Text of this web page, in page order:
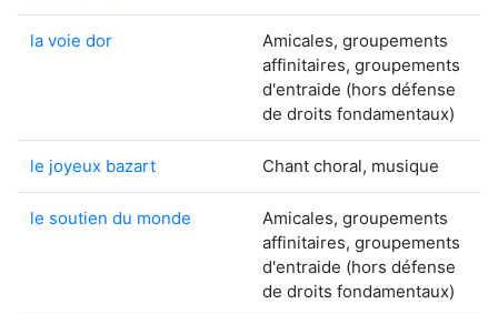
la voie dor
Amicales, groupements
affinitaires, groupements
d'entraide (hors défense
de droits fondamentaux)
le joyeux bazart Chant choral, musique
le soutien du monde
Amicales, groupements
affinitaires, groupements
d'entraide (hors défense
de droits fondamentaux)